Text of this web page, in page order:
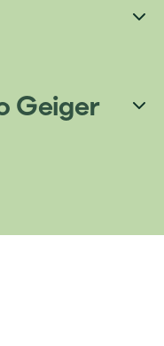
Geiger